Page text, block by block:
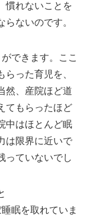
慣れないことを
ないのです。
できます。ここ
った育児を、
然、産院ほど道
てもらったほど
中はほとんど眠
は限界に近いで
っていないでし
眠を取れていま